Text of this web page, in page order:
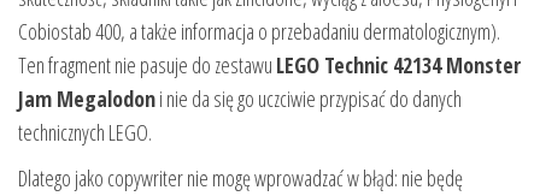
Cobiostab 400, a także informacja o przebadaniu dermatologicznym).
Ten fragment nie pasuje do zestawu LEGO Technic 42134 Monster
Jam Megalodoni nie da się go uczciwie przypisać do danych
technicznych LEGO.
Dlatego jako copywriter nie mogę wprowadzać w błąd: nie będę